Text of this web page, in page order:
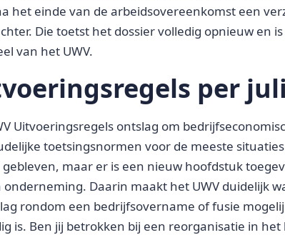
het einde van de arbeidsovereenkomst een
Die toetst het dossier volledig opnieuw en
van het UWV.
per
Uitvoeringsregels ontslag om
toetsingsnormen voor de meeste
maar er is een nieuw hoofdstuk
Daarin maakt het UWV duidelijk
rondom een bedrijfsovername of fusie
is. Ben jij betrokken bij een reorganisatie in het